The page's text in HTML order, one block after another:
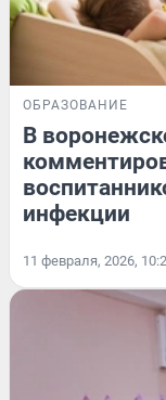
ОБРАЗОВАНИЕ
В
инфекции
11 февраля, 2026,